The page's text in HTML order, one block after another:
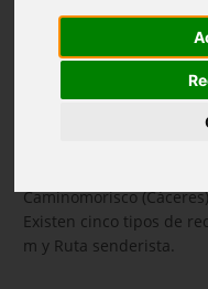
La carrera por montaña
incluida en el circuito
Extremadura de
de carreras por
Caminomorisco
Existen cinco tipos de
m y Ruta senderista.